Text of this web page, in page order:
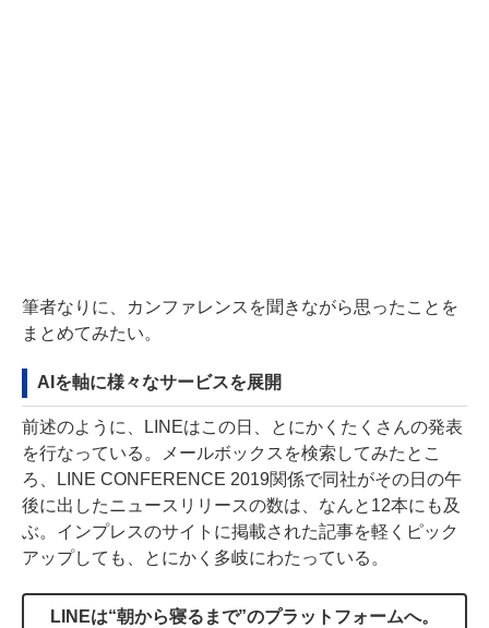
筆者なりに、カンファレンスを聞きながら思ったことを
まとめてみたい。
AIを軸に様々なサービスを展開
前述のように、LINEはこの日、とにかくたくさんの発表
を行なっている。メールボックスを検索してみたとこ
ろ、LINE CONFERENCE 2019関係で同社がその日の午
後に出したニュースリリースの数は、なんと12本にも及
ぶ。インプレスのサイトに掲載された記事を軽くピック
アップしても、とにかく多岐にわたっている。
LINEは“朝から寝るまで”のプラットフォームへ。